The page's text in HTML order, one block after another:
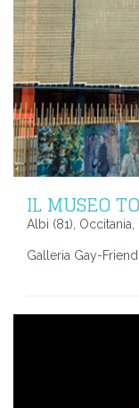
IL MUSEO
Albi (81), Occitania,
Galleria Gay-